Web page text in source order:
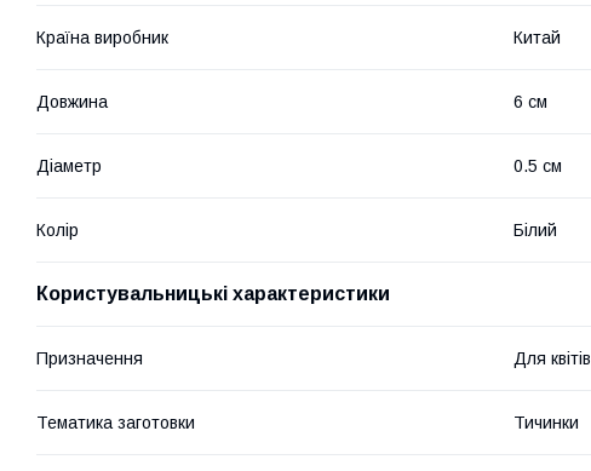
Країна виробник Китай
Довжина 6 см
Діаметр 0.5 см
Колір Білий
Користувальницькі характеристики
Призначення Для квітів
Тематика заготовки Тичинки